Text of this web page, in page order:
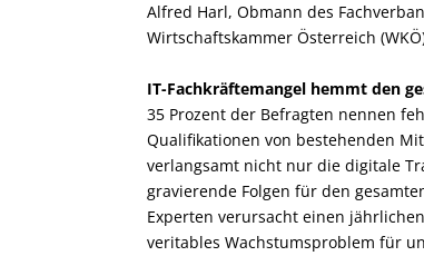
Alfred Harl, Obmann des
Wirtschaftskammer Österreich
IT-Fachkräftemangel hemmt den
35 Prozent der Befragten nennen
Qualifikationen von bestehenden
verlangsamt nicht nur die digitale
gravierende Folgen für den
Experten verursacht einen
veritables Wachstumsproblem für